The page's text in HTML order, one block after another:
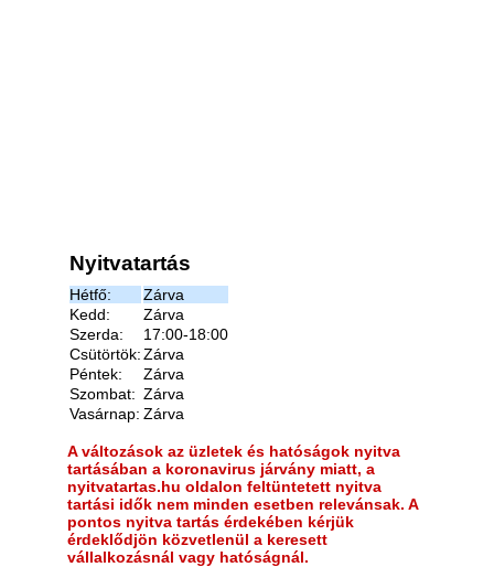
Nyitvatartás
Hétfő:
Zárva
Kedd:
Zárva
Szerda:
17:00-18:00
Csütörtök:Zárva
Péntek:
Zárva
Szombat: Zárva
Vasárnap: Zárva
A változások az üzletek és hatóságok nyitva
tartásában a koronavirus járvány miatt, a
nyitvatartas.hu oldalon feltüntetett nyitva
tartási idők nem minden esetben relevánsak. A
pontos nyitva tartás érdekében kérjük
érdeklődjön közvetlenül a keresett
vállalkozásnál vagy hatóságnál.